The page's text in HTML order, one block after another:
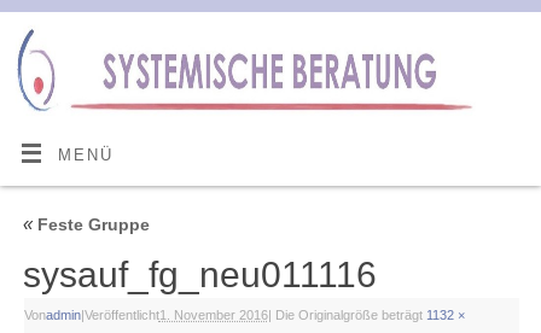
MENÜ
«Feste Gruppe
sysauf_fg_neu011116
Vonadmin|Veröffentlicht1. November 2016| Die Originalgröße beträgt 1132 ×